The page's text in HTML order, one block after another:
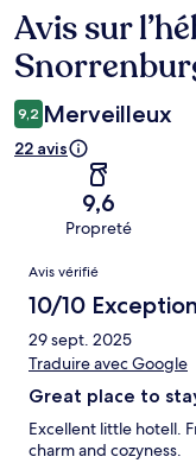
Avis
Avis sur
9,2 Merveilleux
22 avis
9,6
Propreté
Avis
Avis vérifié
10/10
29 sept. 2025
Traduire avec Google
Great place to
Excellent little hotell.
charm and cozyness.